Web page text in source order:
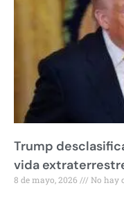
Trump
vida
8 de mayo, 2026 No hay